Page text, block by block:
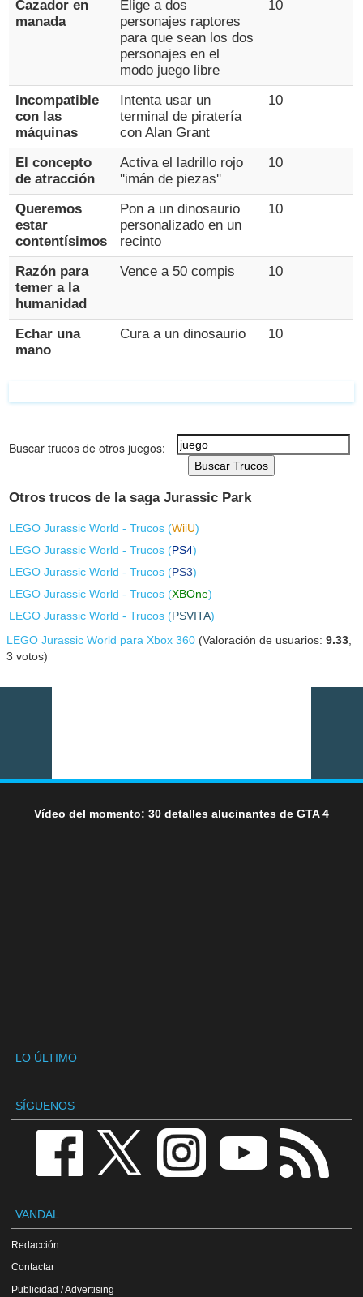
Cazador en
manada
Elige a dos
personajes raptores
para que sean los dos
personajes en el
modo juego libre
10
Incompatible
con las
máquinas
Intenta usar un
terminal de piratería
con Alan Grant
10
El concepto
de atracción
Activa el ladrillo rojo
''imán de piezas''
10
Queremos
estar
contentísimos
Pon a un dinosaurio
personalizado en un
recinto
10
Razón para
temer a la
humanidad
Vence a 50 compis 10
Echar una
mano
Cura a un dinosaurio 10
Buscar trucos de otros juegos:
Buscar Trucos
Otros trucos de la saga Jurassic Park
LEGO Jurassic World - Trucos (WiiU)
LEGO Jurassic World - Trucos (PS4)
LEGO Jurassic World - Trucos (PS3)
LEGO Jurassic World - Trucos (XBOne)
LEGO Jurassic World - Trucos (PSVITA)
LEGO Jurassic World para Xbox 360 (Valoración de usuarios:9.33,
3 votos)
Vídeo del momento: 30 detalles alucinantes de GTA 4
LO ÚLTIMO
SÍGUENOS
VANDAL
Redacción
Contactar
Publicidad / Advertising